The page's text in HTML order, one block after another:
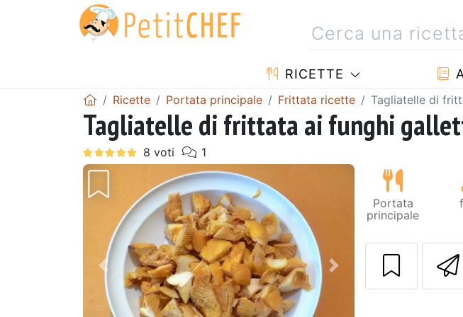
RICETTE
Ricette Portata principale Frittata ricette Tagliatelle di
Tagliatelle di frittata ai funghi
Precedente Prossimo
Portata
principale